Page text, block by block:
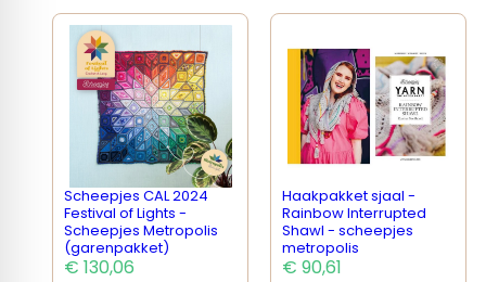
Scheepjes CAL 2024
Festival of Lights -
Scheepjes Metropolis
(garenpakket)
€ 130,06
Haakpakket sjaal -
Rainbow Interrupted
Shawl - scheepjes
metropolis
€ 90,61